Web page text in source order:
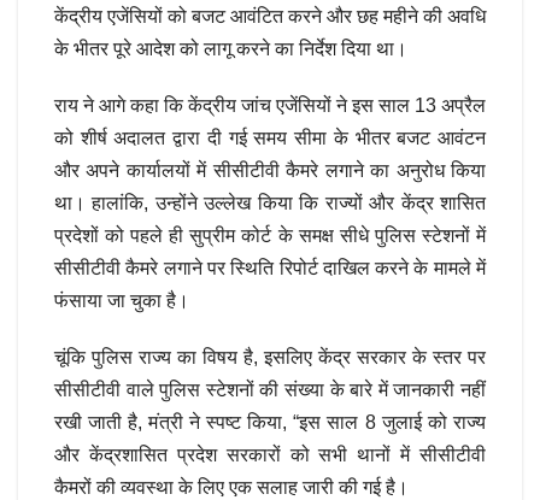
केंद्रीय एजेंसियों को बजट आवंटित करने और छह महीने की अवधि
के भीतर पूरे आदेश को लागू करने का निर्देश दिया था।
राय ने आगे कहा कि केंद्रीय जांच एजेंसियों ने इस साल 13 अप्रैल
को शीर्ष अदालत द्वारा दी गई समय सीमा के भीतर बजट आवंटन
और अपने कार्यालयों में सीसीटीवी कैमरे लगाने का अनुरोध किया
था। हालांकि, उन्होंने उल्लेख किया कि राज्यों और केंद्र शासित
प्रदेशों को पहले ही सुप्रीम कोर्ट के समक्ष सीधे पुलिस स्टेशनों में
सीसीटीवी कैमरे लगाने पर स्थिति रिपोर्ट दाखिल करने के मामले में
फंसाया जा चुका है।
चूंकि पुलिस राज्य का विषय है, इसलिए केंद्र सरकार के स्तर पर
सीसीटीवी वाले पुलिस स्टेशनों की संख्या के बारे में जानकारी नहीं
रखी जाती है, मंत्री ने स्पष्ट किया, “इस साल 8 जुलाई को राज्य
और केंद्रशासित प्रदेश सरकारों को सभी थानों में सीसीटीवी
कैमरों की व्यवस्था के लिए एक सलाह जारी की गई है।